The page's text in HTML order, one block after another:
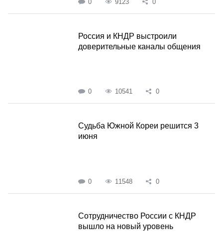
0 9123 0
Россия и КНДР выстроили
доверительные каналы общения
0 10541 0
Судьба Южной Кореи решится 3
июня
0 11548 0
Сотрудничество России с КНДР
вышло на новый уровень